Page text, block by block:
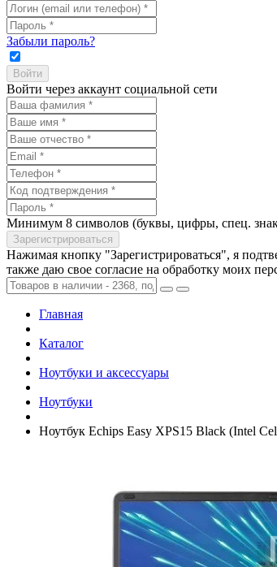
Забыли пароль?
Войти через аккаунт социальной сети
Минимум 8 символов (буквы, цифры, спец.
Нажимая кнопку "Зарегистрироваться", я
также даю свое согласие на обработку моих
Главная
Каталог
Ноутбуки и аксессуары
Ноутбуки
Ноутбук Echips Easy XPS15 Black (Intel